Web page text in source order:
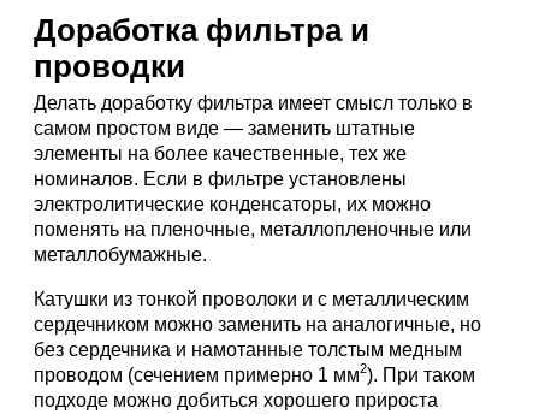
Доработка фильтра и
проводки
Делать доработку фильтра имеет смысл только в
самом простом виде — заменить штатные
элементы на более качественные, тех же
номиналов. Если в фильтре установлены
электролитические конденсаторы, их можно
поменять на пленочные, металлопленочные или
металлобумажные.
Катушки из тонкой проволоки и с металлическим
сердечником можно заменить на аналогичные, но
без сердечника и намотанные толстым медным
проводом (сечением примерно 1 мм2). При таком
подходе можно добиться хорошего прироста